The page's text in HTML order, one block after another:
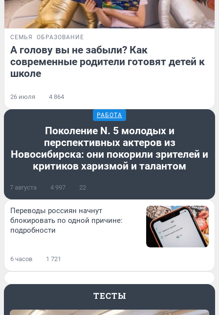
СЕМЬЯ ОБРАЗОВАНИЕ
А голову вы не забыли? Как
современные родители готовят детей к
школе
26 июля 4 864
РАБОТА
Поколение N. 5 молодых и
перспективных актеров из
Новосибирска: они покорили зрителей и
критиков харизмой и талантом
7 августа 4 997 22
Переводы россиян начнут
блокировать по одной причине:
подробности
6 часов 1 721
ТЕСТЫ